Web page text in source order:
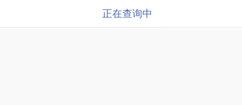
正在查询中